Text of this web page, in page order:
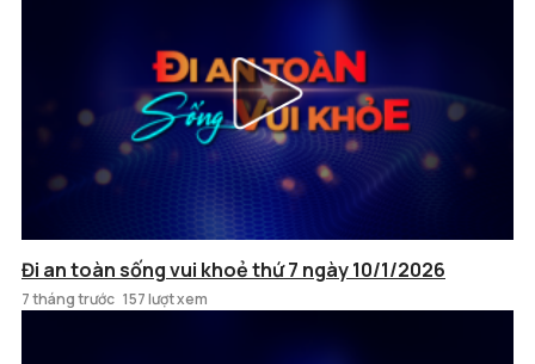
Đi an toàn sống vui khoẻ thứ 7 ngày 10/1/2026
7 tháng trước 157 lượt xem